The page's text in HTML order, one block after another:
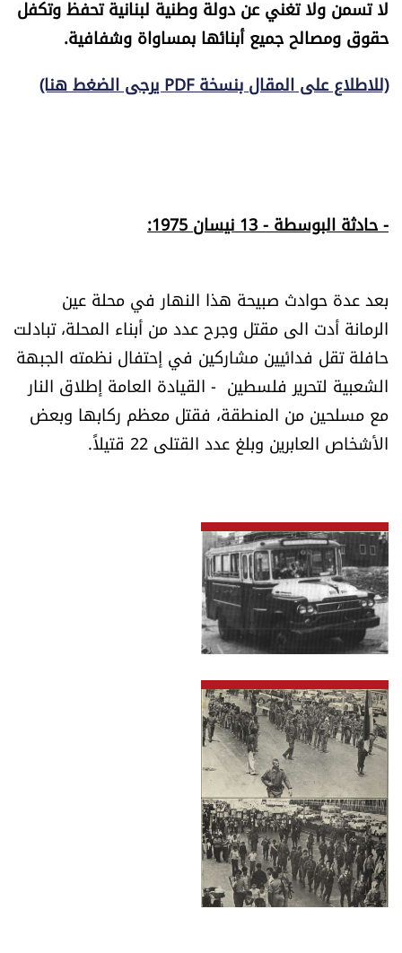
منوّعات
حظّك اليوم
للتواصل معنا
شروط الاستخدام
شروط الإشتراك
Digital solutions by
لا تسمن ولا تغني عن دولة وطنية لبنانية تحفظ وتكفل
حقوق ومصالح جميع أبنائها بمساواة وشفافية.
(للاطلاع على المقال بنسخة PDF يرجى الضغط هنا)
- حادثة البوسطة - 13 نيسان 1975:
بعد عدة حوادث صبيحة هذا النهار في محلة عين
الرمانة أدت الى مقتل وجرح عدد من أبناء المحلة، تبادلت
حافلة تقل فدائيين مشاركين في إحتفال نظمته الجبهة
الشعبية لتحرير فلسطين - القيادة العامة إطلاق النار
مع مسلحين من المنطقة، فقتل معظم ركابها وبعض
الأشخاص العابرين وبلغ عدد القتلى 22 قتيلاً.